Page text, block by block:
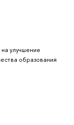
улучшение
образования